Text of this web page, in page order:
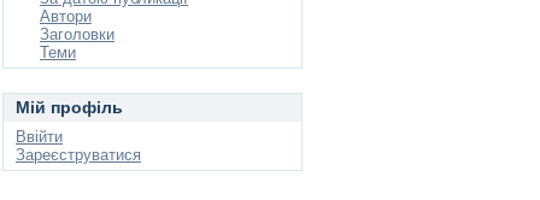
Автори
Заголовки
Теми
Мій профіль
Ввійти
Зареєструватися